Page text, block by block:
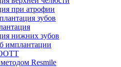
при атрофии
зубов
нижних зубов
имплантации
Resmile